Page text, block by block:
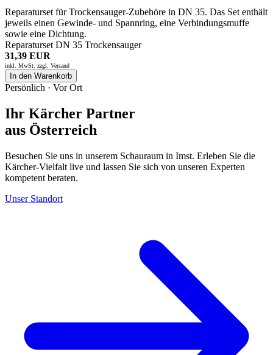
Reparaturset für Trockensauger-Zubehöre in DN 35. Das Set enthält
jeweils einen Gewinde- und Spannring, eine Verbindungsmuffe
sowie eine Dichtung.
Reparaturset DN 35 Trockensauger
31,39 EUR
inkl. MwSt. zzgl. Versand
In den Warenkorb
Persönlich · Vor Ort
Ihr Kärcher Partner
aus Österreich
Besuchen Sie uns in unserem Schauraum in Imst. Erleben Sie die
Kärcher-Vielfalt live und lassen Sie sich von unseren Experten
kompetent beraten.
Unser Standort